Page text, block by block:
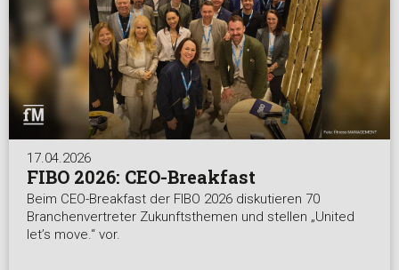
17.04.2026
FIBO 2026: CEO-Breakfast
Beim CEO-Breakfast der FIBO 2026 diskutieren 70
Branchenvertreter Zukunftsthemen und stellen „United
let’s move.“ vor.